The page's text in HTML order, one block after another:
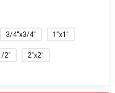
3/4"x3/4" 1"x1"
2" 2"x2"